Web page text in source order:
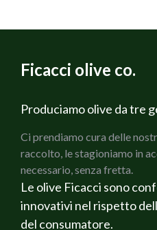
2 coste di Sedano verde
200 g di Prosciutto cotto
150 g di olive nere di Gaeta
Rosmarino fresco
Salvia fresca
Olio di oliva extravergine Bio
Sale q.b.
Pepe q.b.
Ficacci olive co.
Produciamo olive da tre
Ci prendiamo cura delle
raccolto, le stagioniamo in
necessario, senza fretta.
Le olive Ficacci sono
innovativi nel rispetto
del consumatore.